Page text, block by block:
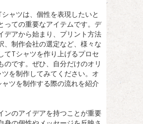
ャツは、個性を表現したいと
っての重要なアイテムです。デ
デアから始まり、プリント方法
、制作会社の選定など、様々な
てTシャツを作り上げるプロセ
のです。ぜひ、自分だけのオリ
を制作してみてください。オ
ャツを制作する際の流れを紹介
ンのアイデアを持つことが重要